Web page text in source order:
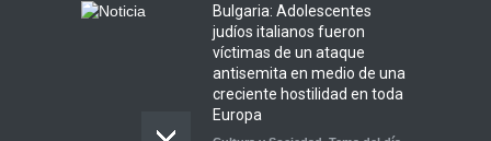
Bulgaria: Adolescentes
judíos italianos fueron
víctimas de un ataque
antisemita en medio de una
creciente hostilidad en toda
Europa